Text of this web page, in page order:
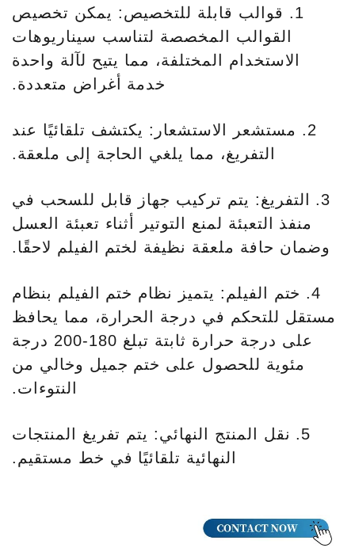
1. قوالب قابلة للتخصيص: يمكن تخصيص
القوالب المخصصة لتناسب سيناريوهات
الاستخدام المختلفة، مما يتيح لآلة واحدة
خدمة أغراض متعددة.
2. مستشعر الاستشعار: يكتشف تلقائيًا عند
التفريغ، مما يلغي الحاجة إلى ملعقة.
3. التفريغ: يتم تركيب جهاز قابل للسحب في
منفذ التعبئة لمنع التوتير أثناء تعبئة العسل
وضمان حافة ملعقة نظيفة لختم الفيلم لاحقًا.
4. ختم الفيلم: يتميز نظام ختم الفيلم بنظام
مستقل للتحكم في درجة الحرارة، مما يحافظ
على درجة حرارة ثابتة تبلغ 180-200 درجة
مئوية للحصول على ختم جميل وخالي من
النتوءات.
5. نقل المنتج النهائي: يتم تفريغ المنتجات
النهائية تلقائيًا في خط مستقيم.